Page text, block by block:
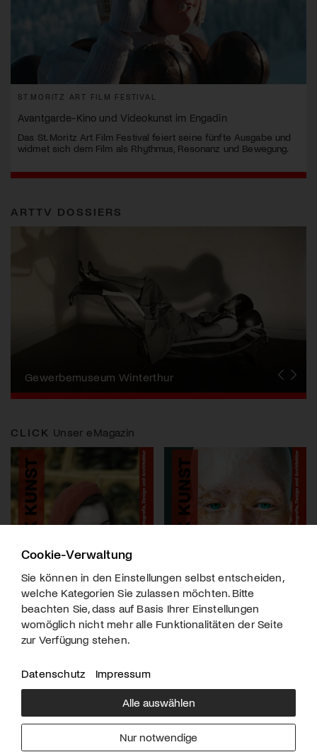
ST.MORITZ ART FILM FESTIVAL
Avantgarde-Kino und Videokunst im Engadin
Das St. Moritz Art Film Festival feiert seine fünfte Ausgabe und
widmet sich dem Film als Rhythmus, Resonanz und Bewegung.
ARTTV DOSSIERS
Künstlerin
Aargauer Kunsthaus
Gewerbemuseum Winterthur
Liste Art Fair Basel
Bündner Kunstmuseum
Künstler:innen Portraits
Junge Schweizer Kunst
Vögele Kultur Zentrum
Nidwaldner Museum
Haus für Kunst Uri
CLICK Unser eMagazin
Über uns
Downloads
Werben
Impressum
Cookie-Verwaltung
Sie können in den Einstellungen selbst entscheiden,
welche Kategorien Sie zulassen möchten. Bitte
beachten Sie, dass auf Basis Ihrer Einstellungen
womöglich nicht mehr alle Funktionalitäten der Seite
zur Verfügung stehen.
Datenschutz Impressum
Alle auswählen
Nur notwendige